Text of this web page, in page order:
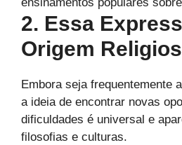
2. Essa
Origem
Embora seja frequentemente
a ideia de encontrar novas
dificuldades é universal e
filosofias e culturas.